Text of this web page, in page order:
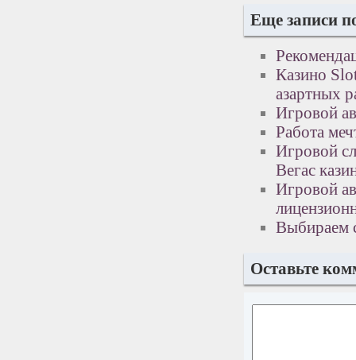
Еще записи
Казино
азартных
Игровой
Работа
Игровой
Вегас
Игровой
Выбираем
Оставьте